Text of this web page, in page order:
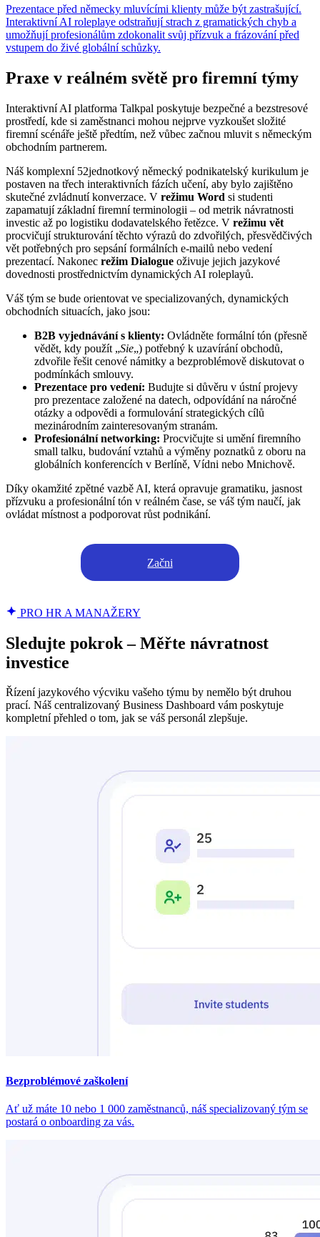
Prezentace před německy mluvícími klienty může být zastrašující.
Interaktivní AI roleplaye odstraňují strach z gramatických chyb a
umožňují profesionálům zdokonalit svůj přízvuk a frázování před
vstupem do živé globální schůzky.
Praxe v reálném světě pro firemní týmy
Interaktivní AI platforma Talkpal poskytuje bezpečné a bezstresové
prostředí, kde si zaměstnanci mohou nejprve vyzkoušet složité
firemní scénáře ještě předtím, než vůbec začnou mluvit s německým
obchodním partnerem.
Náš komplexní 52jednotkový německý podnikatelský kurikulum je
postaven na třech interaktivních fázích učení, aby bylo zajištěno
skutečné zvládnutí konverzace. V režimu Word si studenti
zapamatují základní firemní terminologii – od metrik návratnosti
investic až po logistiku dodavatelského řetězce. V režimu vět
procvičují strukturování těchto výrazů do zdvořilých, přesvědčivých
vět potřebných pro sepsání formálních e-mailů nebo vedení
prezentací. Nakonec režim Dialogue oživuje jejich jazykové
dovednosti prostřednictvím dynamických AI roleplayů.
Váš tým se bude orientovat ve specializovaných, dynamických
obchodních situacích, jako jsou:
B2B vyjednávání s klienty: Ovládněte formální tón (přesně
vědět, kdy použít „Sie„) potřebný k uzavírání obchodů,
zdvořile řešit cenové námitky a bezproblémově diskutovat o
podmínkách smlouvy.
Prezentace pro vedení: Budujte si důvěru v ústní projevy
pro prezentace založené na datech, odpovídání na náročné
otázky a odpovědi a formulování strategických cílů
mezinárodním zainteresovaným stranám.
Profesionální networking: Procvičujte si umění firemního
small talku, budování vztahů a výměny poznatků z oboru na
globálních konferencích v Berlíně, Vídni nebo Mnichově.
Díky okamžité zpětné vazbě AI, která opravuje gramatiku, jasnost
přízvuku a profesionální tón v reálném čase, se váš tým naučí, jak
ovládat místnost a podporovat růst podnikání.
Začni
PRO HR A MANAŽERY
Sledujte pokrok – Měřte návratnost
investice
Řízení jazykového výcviku vašeho týmu by nemělo být druhou
prací. Náš centralizovaný Business Dashboard vám poskytuje
kompletní přehled o tom, jak se váš personál zlepšuje.
Bezproblémové zaškolení
Ať už máte 10 nebo 1 000 zaměstnanců, náš specializovaný tým se
postará o onboarding za vás.